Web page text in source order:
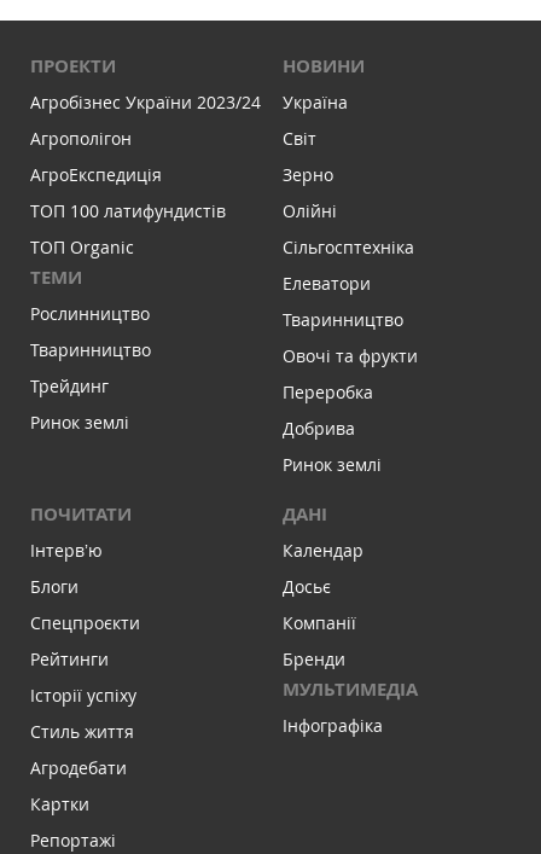
ПРОЕКТИ
Агробізнес України 2023/24
Агрополігон
АгроЕкспедиція
ТОП 100 латифундистів
ТОП Organic
ТЕМИ
Рослинництво
Тваринництво
Трейдинг
Ринок землі
НОВИНИ
Україна
Світ
Зерно
Олійні
Сільгосптехніка
Елеватори
Тваринництво
Овочі та фрукти
Переробка
Добрива
Ринок землі
ПОЧИТАТИ
Інтервʼю
Блоги
Спецпроєкти
Рейтинги
Історії успіху
Стиль життя
Агродебати
Картки
Репортажі
ДАНІ
Календар
Досьє
Компанії
Бренди
МУЛЬТИМЕДІА
Інфографіка